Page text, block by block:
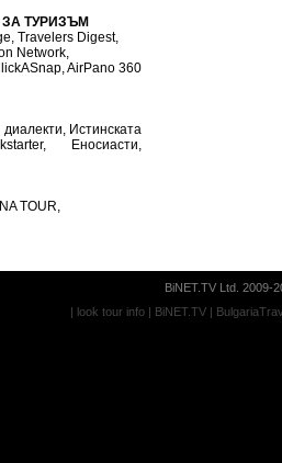
ТУРИЗЪМ
, Travelers Digest,
Network,
,AirPano 360
диалекти, Истинската
, Еносиасти,
TOUR,
BiNET.TV Ltd. 2009-
| look tour info | BiNET.TV |